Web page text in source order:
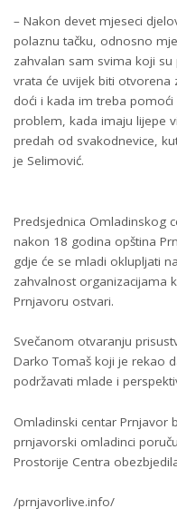
– Nakon devet mjeseci
polaznu tačku, odnosno
zahvalan sam svima koji
vrata će uvijek biti
doći i kada im treba
problem, kada imaju lijepe
predah od svakodnevice,
je Selimović.
Predsjednica Omladinskog
nakon 18 godina opština
gdje će se mladi oklupljati
zahvalnost organizacijama
Prnjavoru ostvari.
Svečanom otvaranju
Darko Tomaš koji je rekao
podržavati mlade i
Omladinski centar Prnjavor
prnjavorski omladinci
Prostorije Centra
/prnjavorlive.info/